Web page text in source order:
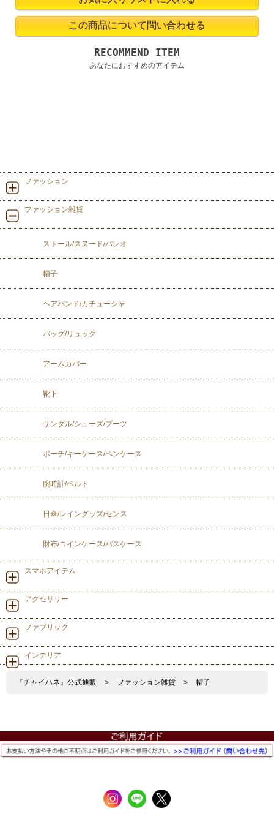
RECOMMEND ITEM
あなたにおすすめのアイテム
ファッション
ファッション雑貨
ストール/スヌード/パレオ
帽子
ヘアバンド/カチューシャ
バッグ/リュック
アームカバー
靴下
サンダル/シューズ/ブーツ
ポーチ/キーケース/ペンケース
腕時計/ベルト
日傘/レイングッズ/センス
財布/コインケース/パスケース
スマホアイテム
アクセサリー
ファブリック
インテリア
『チャイハネ』公式通販 > ファッション雑貨 > 帽子